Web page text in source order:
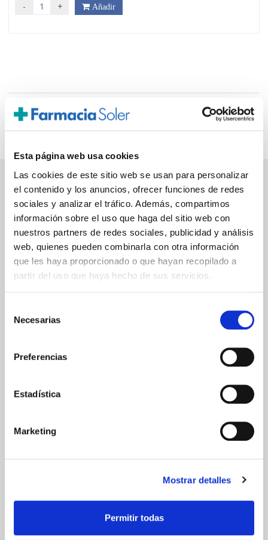
Esta página web usa cookies
Las cookies de este sitio web se usan para personalizar
el contenido y los anuncios, ofrecer funciones de redes
sociales y analizar el tráfico. Además, compartimos
información sobre el uso que haga del sitio web con
nuestros partners de redes sociales, publicidad y análisis
web, quienes pueden combinarla con otra información
que les haya proporcionado o que hayan recopilado a
partir del uso que haya hecho de sus servicios.
Necesarias
Preferencias
Estadística
Marketing
Mostrar detalles
Permitir todas
- + Añadir
Página 1 de 1, mostrando 2 resultados de 2 en total,
comenzando por la fila 1 y terminando por 2
PAGO SEGURO
Tarjeta de crédito/débito
Transferencia bancaria
ENVIOS Y DESTINOS